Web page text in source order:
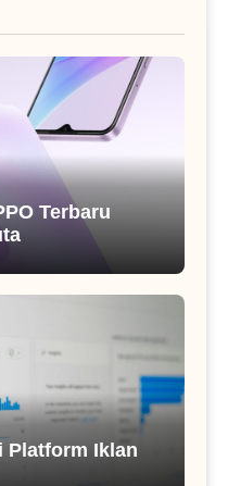
Terbaru
Platform Iklan